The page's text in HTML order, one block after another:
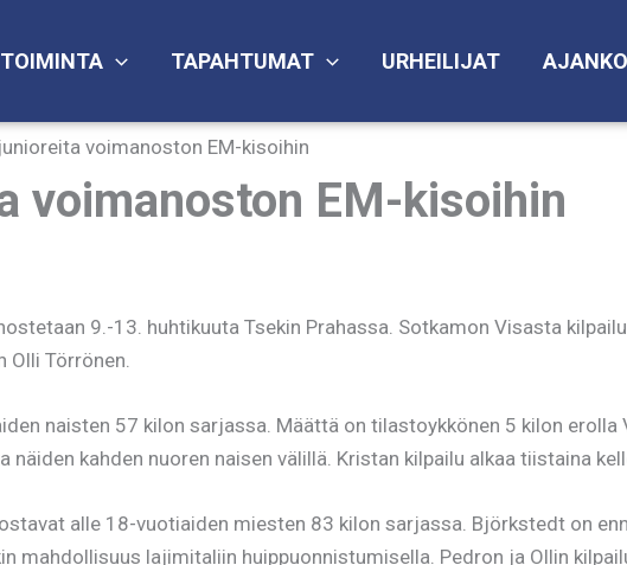
TOIMINTA TAPAHTUMAT URHEILIJAT
voimanoston EM-kisoihin
voimanoston EM-kisoihin
9.-13. huhtikuuta Tsekin Prahassa. Sotkamon Visasta
Olli Törrönen.
naisten 57 kilon sarjassa. Määttä on tilastoykkönen 5 kilon erolla
näiden kahden nuoren naisen välillä. Kristan kilpailu alkaa tiistaina
alle 18-vuotiaiden miesten 83 kilon sarjassa. Björkstedt on
mahdollisuus lajimitaliin huippuonnistumisella. Pedron ja Ollin